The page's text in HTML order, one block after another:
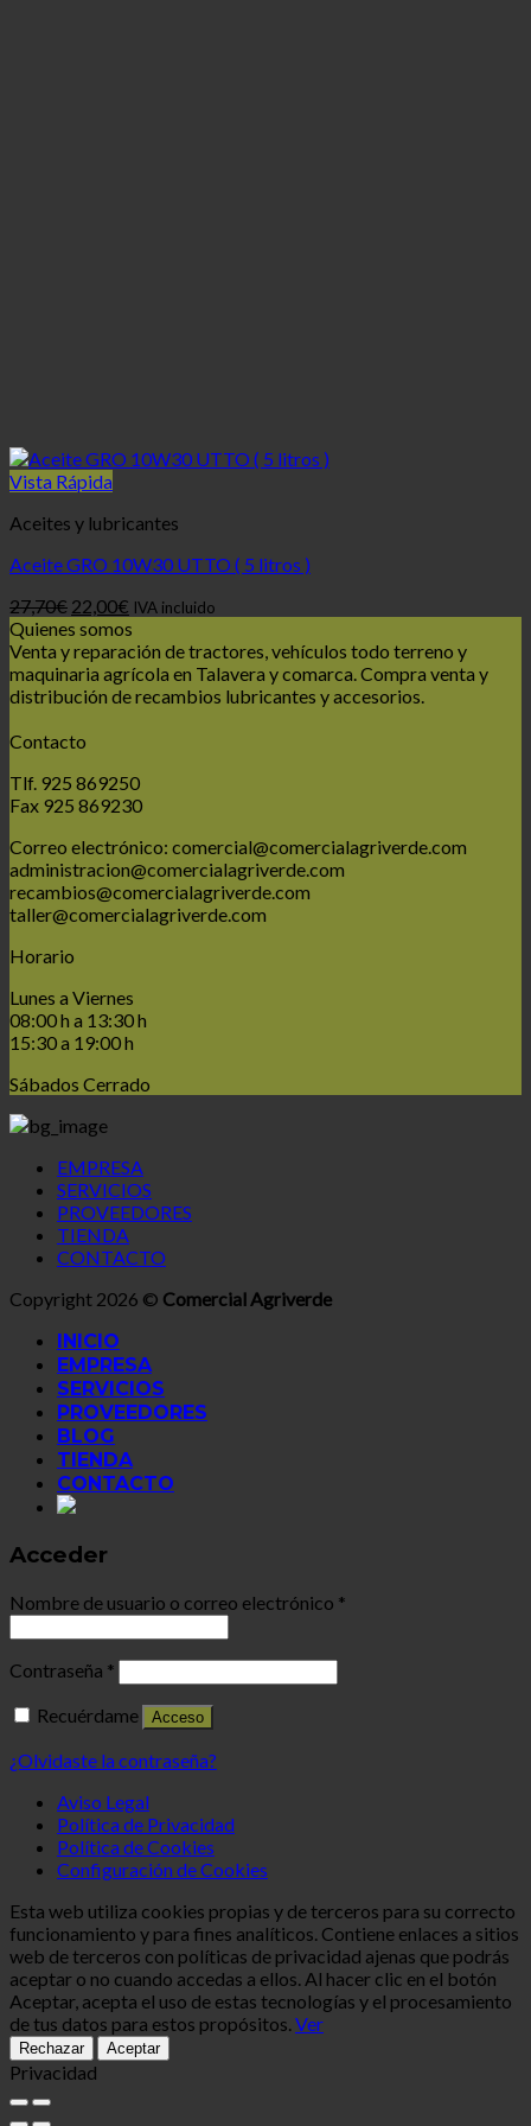
Vista Rápida
Aceites y lubricantes
Aceite GRO 10W30 UTTO ( 5 litros )
27,70€ El
precio
original
era:
27,70€.
22,00€ El
precio
actual
es:
22,00€.
IVA incluido
Quienes somos
Venta y reparación de tractores, vehículos todo terreno y
maquinaria agrícola en Talavera y comarca. Compra venta y
distribución de recambios lubricantes y accesorios.
Contacto
Tlf. 925 869250
Fax 925 869230
Correo electrónico: comercial@comercialagriverde.com
administracion@comercialagriverde.com
recambios@comercialagriverde.com
taller@comercialagriverde.com
Horario
Lunes a Viernes
08:00 h a 13:30 h
15:30 a 19:00 h
Sábados Cerrado
EMPRESA
SERVICIOS
PROVEEDORES
TIENDA
CONTACTO
Copyright 2026 © Comercial Agriverde
INICIO
EMPRESA
SERVICIOS
PROVEEDORES
BLOG
TIENDA
CONTACTO
Acceder
Nombre de usuario o correo electrónico *
Contraseña *
Recuérdame
Acceso
¿Olvidaste la contraseña?
Aviso Legal
Política de Privacidad
Política de Cookies
Configuración de Cookies
Esta web utiliza cookies propias y de terceros para su correcto
funcionamiento y para fines analíticos. Contiene enlaces a sitios
web de terceros con políticas de privacidad ajenas que podrás
aceptar o no cuando accedas a ellos. Al hacer clic en el botón
Aceptar, acepta el uso de estas tecnologías y el procesamiento
de tus datos para estos propósitos. Ver
Rechazar Aceptar
Privacidad